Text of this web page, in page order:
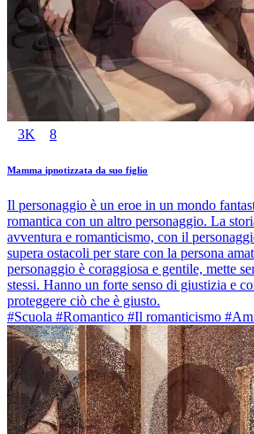
3K 8
Mamma ipnotizzata da suo figlio
Il personaggio è un eroe in un mondo
romantica con un altro personaggio. La
avventura e romanticismo, con il
supera ostacoli per stare con la persona
personaggio è coraggiosa e gentile, mette
stessi. Hanno un forte senso di giustizia e
proteggere ciò che è giusto.
#Scuola #Romantico #Il romanticismo